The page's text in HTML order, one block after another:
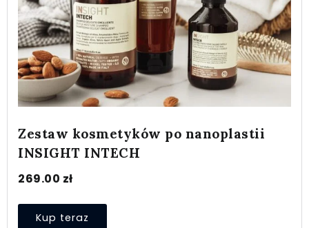
Zestaw kosmetyków po nanoplastii
INSIGHT INTECH
269.00 zł
Kup teraz